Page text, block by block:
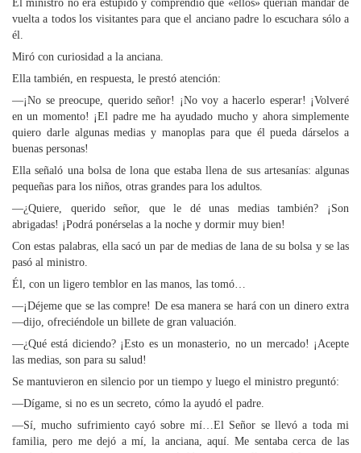
El ministro no era estúpido y comprendió que «ellos» querían mandar de
vuelta a todos los visitantes para que el anciano padre lo escuchara sólo a
él.
Miró con curiosidad a la anciana.
Ella también, en respuesta, le prestó atención:
—¡No se preocupe, querido señor! ¡No voy a hacerlo esperar! ¡Volveré
en un momento! ¡El padre me ha ayudado mucho y ahora simplemente
quiero darle algunas medias y manoplas para que él pueda dárselos a
buenas personas!
Ella señaló una bolsa de lona que estaba llena de sus artesanías: algunas
pequeñas para los niños, otras grandes para los adultos.
—¿Quiere, querido señor, que le dé unas medias también? ¡Son
abrigadas! ¡Podrá ponérselas a la noche y dormir muy bien!
Con estas palabras, ella sacó un par de medias de lana de su bolsa y se las
pasó al ministro.
Él, con un ligero temblor en las manos, las tomó…
—¡Déjeme que se las compre! De esa manera se hará con un dinero extra
—dijo, ofreciéndole un billete de gran valuación.
—¿Qué está diciendo? ¡Esto es un monasterio, no un mercado! ¡Acepte
las medias, son para su salud!
Se mantuvieron en silencio por un tiempo y luego el ministro preguntó:
—Dígame, si no es un secreto, cómo la ayudó el padre.
—Sí, mucho sufrimiento cayó sobre mí…El Señor se llevó a toda mi
familia, pero me dejó a mí, la anciana, aquí. Me sentaba cerca de las